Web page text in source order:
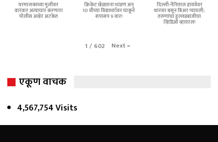
घरमालकाच्या मुलीवर
वारंवार अत्याचार करणारा
पोलीस अखेर अटकेत
क्रिकेट खेळताना भांडणं अन्
10 वीच्या विद्यार्थ्यावर चाकूने
सपासप 9 वार!
दिल्ली-नैनिताल हायवेवर
थारवर बसून बिअर प्यायली;
तरुणांचा हुल्लडबाजीचा
व्हिडिओ व्हायरल!
1 / 602 Next»
एकूण वाचक
4,567,754 Visits